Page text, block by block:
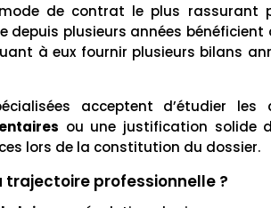
de contrat le plus rassurant
depuis plusieurs années bénéficient
à eux fournir plusieurs bilans
acceptent d’étudier
ou une justification solide
lors de la constitution du dossier.
professionnelle ?